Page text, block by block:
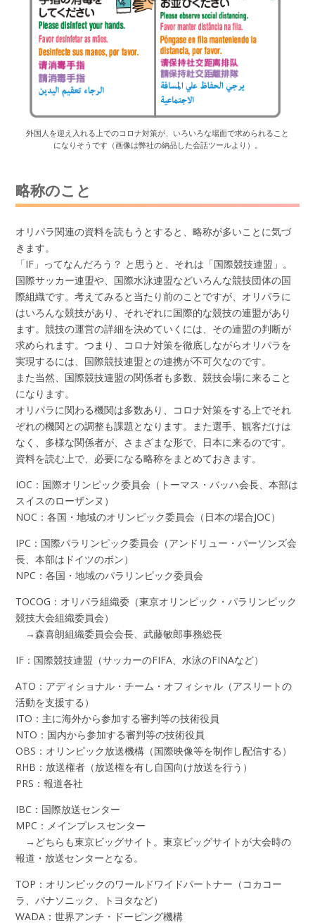
外国人を迎え入れる上でのコロナ対策が、いろいろな場面で求められること
になりそうです（画像は弊社の納品した会話ツールより）。
略称のこと
オリパラ関連の資料を読もうとすると、略称が多いことに気づ
きます。
「IF」ってなんだろう？ と思うと、それは「国際競技連盟」。
国際サッカー連盟や、国際水泳連盟などいろんな競技団体の国
際組織です。考えてみると当たり前のことですが、オリパラに
はいろんな競技があり、それぞれに国際的な競技の連盟があり
ます。競技の運営の詳細を決めていくには、その連盟の判断が
求められます。つまり、コロナ対策を徹底しながらオリパラを
実現するには、国際競技連盟との連携が不可欠なのです。
また当然、国際競技連盟の関係者も多数、競技会場に来ること
になります。
オリパラに関わる機関は多数あり、コロナ対策をする上でそれ
ぞれの機関との調整も課題となります。また選手、観客だけは
なく、多様な関係者が、さまざまな形で、日本に来るのです。
資料を読む上で、必要になる略称をまとめておきます。
IOC：国際オリンピック委員会（トーマス・バッハ会長、本部は
スイスのローザンヌ）
NOC：各国・地域のオリンピック委員会（日本の場合JOC）
IPC：国際パラリンピック委員会（アンドリュー・パーソンズ会
長、本部はドイツのボン）
NPC：各国・地域のパラリンピック委員会
TOCOG：オリパラ組織委（東京オリンピック・パラリンピック
競技大会組織委員会）
→森喜朗組織委員会会長、武藤敏郎事務総長
IF：国際競技連盟（サッカーのFIFA、水泳のFINAなど）
ATO：アディショナル・チーム・オフィシャル（アスリートの
活動を⽀援する）
ITO：主に海外から参加する審判等の技術役員
NTO：国内から参加する審判等の技術役員
OBS：オリンピック放送機構（国際映像等を制作し配信する）
RHB：放送権者（放送権を有し自国向け放送を行う）
PRS：報道各社
IBC：国際放送センター
MPC：メインプレスセンター
→どちらも東京ビッグサイト。東京ビッグサイトが大会時の
報道・放送センターとなる。
TOP：オリンピックのワールドワイドパートナー（コカコー
ラ、パナソニック、トヨタなど）
WADA：世界アンチ・ドーピング機構